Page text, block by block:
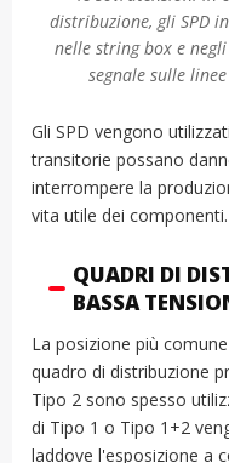
distribuzione, gli SPD
nelle string box e
segnale sulle
Gli SPD vengono
transitorie possano
interrompere la
vita utile dei componenti.
QUADRI DI
BASSA
La posizione più
quadro di distribuzione
Tipo 2 sono spesso
di Tipo 1 o Tipo 1+2
laddove l'esposizione a